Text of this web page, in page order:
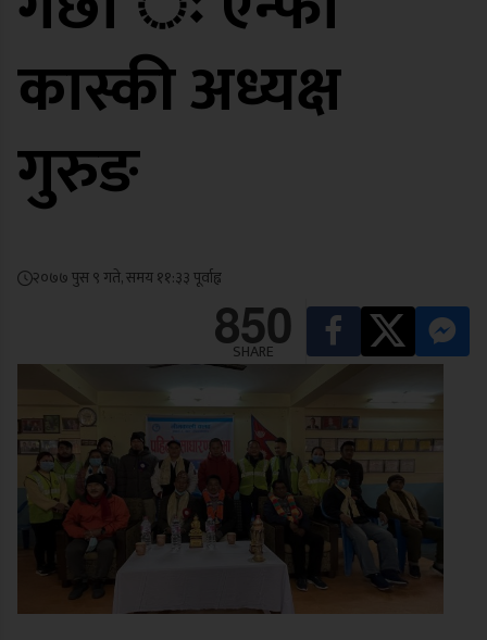
कास्की अध्यक्ष
गुरुङ
२०७७ पुस ९ गते, समय ११:३३ पूर्वाह्न
850
SHARE